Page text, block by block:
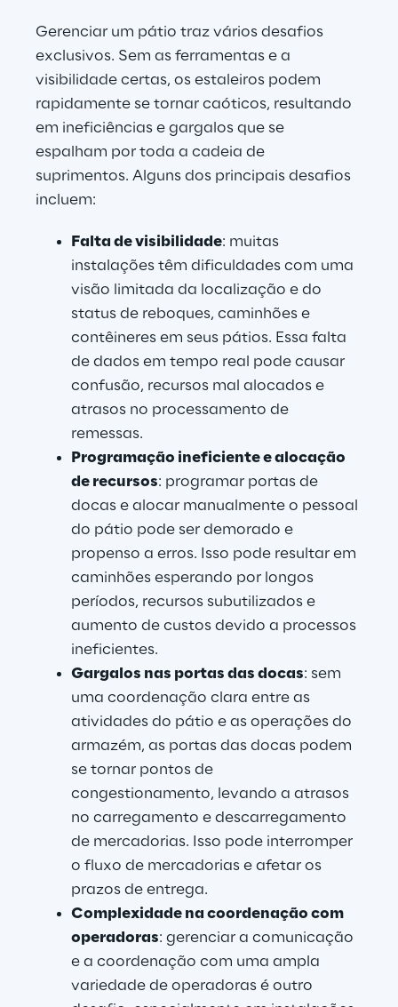
Gerenciar um pátio traz vários desafios
exclusivos. Sem as ferramentas e a
visibilidade certas, os estaleiros podem
rapidamente se tornar caóticos, resultando
em ineficiências e gargalos que se
espalham por toda a cadeia de
suprimentos. Alguns dos principais desafios
incluem:
Falta de visibilidade: muitas
instalações têm dificuldades com uma
visão limitada da localização e do
status de reboques, caminhões e
contêineres em seus pátios. Essa falta
de dados em tempo real pode causar
confusão, recursos mal alocados e
atrasos no processamento de
remessas.
Programação ineficiente e alocação
de recursos: programar portas de
docas e alocar manualmente o pessoal
do pátio pode ser demorado e
propenso a erros. Isso pode resultar em
caminhões esperando por longos
períodos, recursos subutilizados e
aumento de custos devido a processos
ineficientes.
Gargalos nas portas das docas: sem
uma coordenação clara entre as
atividades do pátio e as operações do
armazém, as portas das docas podem
se tornar pontos de
congestionamento, levando a atrasos
no carregamento e descarregamento
de mercadorias. Isso pode interromper
o fluxo de mercadorias e afetar os
prazos de entrega.
Complexidade na coordenação com
operadoras: gerenciar a comunicação
e a coordenação com uma ampla
variedade de operadoras é outro